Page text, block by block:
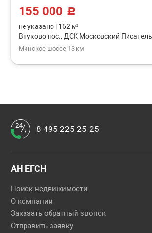
155 000 c
не указано
162 м²
Внуково пос., ДСК Московский Писатель
Минское шоссе 13 км
8 495 225-25-25
АН ЕГСН
Поиск недвижимости
О компании
Заказать обратный звонок
Отправить заявку